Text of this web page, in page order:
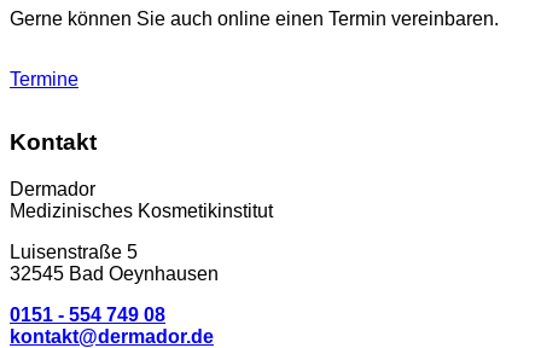
Gerne können Sie auch online einen Termin vereinbaren.
Termine
Kontakt
Dermador
Medizinisches Kosmetikinstitut
Luisenstraße 5
32545 Bad Oeynhausen
0151 - 554 749 08
kontakt@dermador.de